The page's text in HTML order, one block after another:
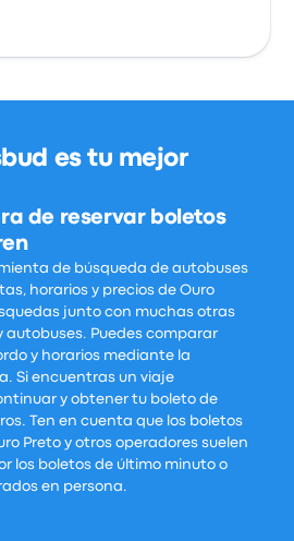
es tu mejor
de reservar boletos
de búsqueda de autobuses
horarios y precios de Ouro
junto con muchas otras
autobuses. Puedes comparar
y horarios mediante la
Si encuentras un viaje
y obtener tu boleto de
Ten en cuenta que los boletos
Preto y otros operadores suelen
los boletos de último minuto o
en persona.